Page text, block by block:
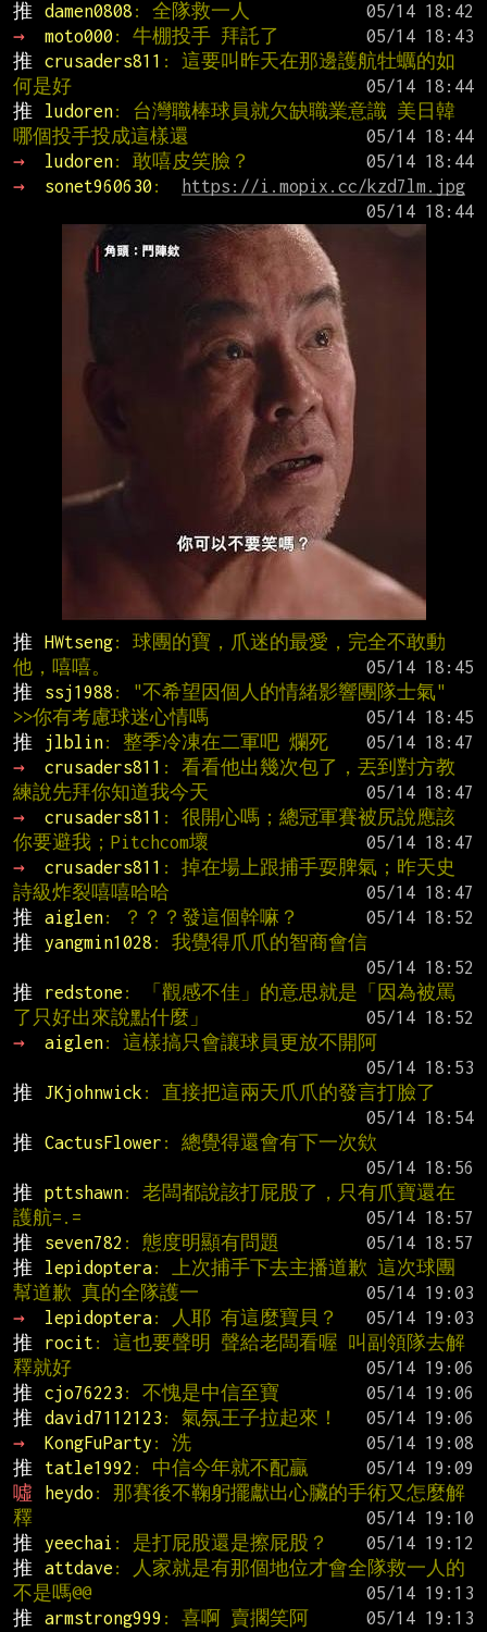
推 damen0808 : 全隊救一人
→
moto000 : 牛棚投手 拜託了
推
crusaders811 : 這要叫昨天在那邊護航牡蠣的如
何是好
推
ludoren: 台灣職棒球員就欠缺職業意識 美日韓
哪個投手投成這樣還
→
ludoren: 敢嘻皮笑臉？
→
sonet960630 :
https://i.mopix.cc/kzd7lm.jpg
推 HWtseng: 球團的寶，爪迷的最愛，完全不敢動
他，嘻嘻。
推
ssj1988 : "不希望因個人的情緒影響團隊士氣"
>>你有考慮球迷心情嗎
推
jlblin: 整季冷凍在二軍吧 爛死
→
crusaders811 : 看看他出幾次包了，丟到對方教
練說先拜你知道我今天
→
crusaders811 : 很開心嗎；總冠軍賽被尻說應該
你要避我；Pitchcom壞
→
crusaders811 : 掉在場上跟捕手耍脾氣；昨天史
詩級炸裂嘻嘻哈哈
推
aiglen: ？？？發這個幹嘛？
推
yangmin1028 : 我覺得爪爪的智商會信
推
redstone : 「觀感不佳」的意思就是「因為被罵
了只好出來說點什麼」
→
aiglen: 這樣搞只會讓球員更放不開阿
推
JKjohnwick : 直接把這兩天爪爪的發言打臉了
推
CactusFlower : 總覺得還會有下一次欸
推
pttshawn: 老闆都說該打屁股了，只有爪寶還在
護航=.=
推
seven782 : 態度明顯有問題
推
lepidoptera: 上次捕手下去主播道歉 這次球團
幫道歉 真的全隊護一
→
lepidoptera: 人耶 有這麼寶貝？
推
rocit : 這也要聲明 聲給老闆看喔 叫副領隊去解
釋就好
推
cjo76223 : 不愧是中信至寶
推
david7112123 : 氣氛王子拉起來！
→
KongFuParty : 洗
推
tatle1992 : 中信今年就不配贏
噓
heydo : 那賽後不鞠躬擺獻出心臟的手術又怎麼解
釋
推
yeechai : 是打屁股還是擦屁股？
推
attdave : 人家就是有那個地位才會全隊救一人的
不是嗎@@
推
armstrong999 : 喜啊 賣擱笑阿